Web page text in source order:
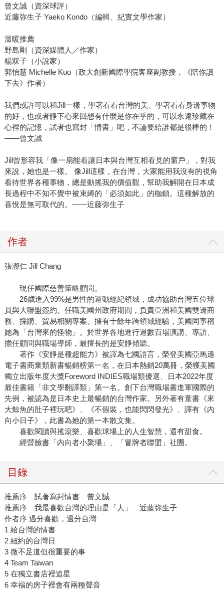
曾文誠（資深球評）
近藤弥生子 Yaeko Kondo（編輯、紀實文學作家）
溫暖推薦
野島剛（資深媒體人／作家）
楊双子（小說家）
郭怡慧 Michelle Kuo（政大創新國際學院客座副教授，《陪你讀
下去》作者）
我們或許可以和Jill一樣，學著看看台灣的美、學著看看身邊事物
的好，也或者靜下心來回想有什麼是你在乎的，可以永遠珍藏在
心裡的記憶，試者也寫封「情書」吧，不論要給誰都是很棒的！
——曾文誠
Jill曾形容我「像一扇能看讓日本與台灣互相看見的窗戶」，對我
來說，她也是一樣。 像Jill這樣，在台灣，大家能用我沒有的視角
看待世界各種事物，總是動搖我的價值觀，幫助我解開在日本成
長過程中不知不覺中被束縛的「必須如此」的枷鎖。這種解放的
喜悅是無可取代的。——近藤弥生子
作者
張瀞仁 Jill Chang
現任國際慈善策略顧問。
26歲進入99%是男性的運動經紀領域，成功協助台灣五位球
員與大聯盟簽約。任職美國州政府期間，負責亞洲和美國雙邊商
務、採購、貿易相關專案。擁有十餘年跨領域經驗，美國同事稱
她為「台灣來的怪物」。於世界各地進行過數百場演講、專訪、
擔任顧問與職場導師，最擅長的是安靜傾聽。
著作《安靜是種超能力》被譯為七國語言，榮登美國亞馬遜
電子書商業類新書暢銷榜第一名，在日本熱銷20萬冊，榮獲美國
獨立出版年度大獎Foreword INDIES職場類優選、日本2022年度
最佳書籍「非文學翻譯類」第一名。創下台灣職場書進軍國際的
先例，被認為是日本史上最暢銷的台灣作家。另外著有童書《來
大鯨魚的肚子裡玩吧》、《不假裝，也能閃閃發光》、譯有《內
向小日子》，此書為她的第一本散文集。
喜歡閱讀與搖滾樂、喜歡球場上的人生智慧，還有甜食。
經營臉書「內向者小聚場」、「冒牌者聯盟」社團。
目錄
推薦序 試著寫封情書 曾文誠
推薦序 我最喜歡台灣的理由是「人」 近藤弥生子
作者序 過分喜歡，過分台灣
1 給台灣的情書
2 紐約的台灣日
3 微不足道但很重要的事
4 Team Taiwan
5 在獨立書店裡追星
6 幸福的房子裡會有兩種聲音